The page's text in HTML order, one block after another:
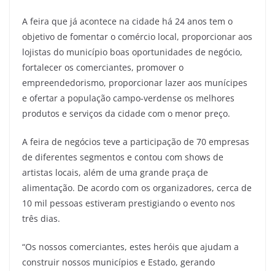
A feira que já acontece na cidade há 24 anos tem o
objetivo de fomentar o comércio local, proporcionar aos
lojistas do município boas oportunidades de negócio,
fortalecer os comerciantes, promover o
empreendedorismo, proporcionar lazer aos munícipes
e ofertar a população campo-verdense os melhores
produtos e serviços da cidade com o menor preço.
A feira de negócios teve a participação de 70 empresas
de diferentes segmentos e contou com shows de
artistas locais, além de uma grande praça de
alimentação. De acordo com os organizadores, cerca de
10 mil pessoas estiveram prestigiando o evento nos
três dias.
“Os nossos comerciantes, estes heróis que ajudam a
construir nossos municípios e Estado, gerando